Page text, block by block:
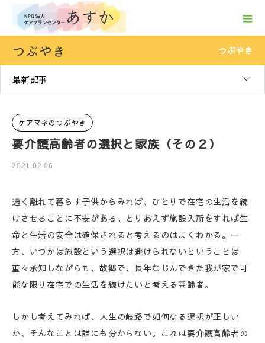
つぶやき つぶやき
最新記事
ケアマネのつぶやき
要介護高齢者の選択と家族（その２）
2021.02.06
遠く離れて暮らす子供からみれば、ひとりで在宅の生活を続
けさせることに不安がある。とりあえず施設入所をすれば生
命と生活の安全は確保されると考えるのはよくわかる。一
方、いつかは施設という選択は避けられないということは
重々承知しながらも、故郷で、長年なじんできた我が家で可
能な限り在宅での生活を続けたいと考える高齢者。
しかし考えてみれば、人生の岐路で如何なる選択が正しい
か、そんなことは誰にも分からない。これは要介護高齢者の